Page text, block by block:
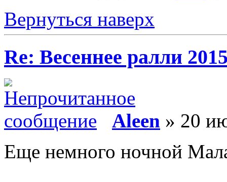
Вернуться наверх
Re: Весеннее ралли
Aleen » 20
Еще немного ночной